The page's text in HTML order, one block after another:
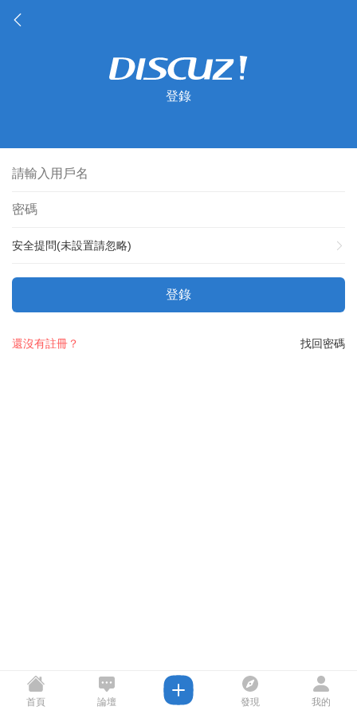
登錄
安全提問(未設置請忽略)
登錄
找回密碼
還沒有註冊？
首頁 論壇 發現 我的